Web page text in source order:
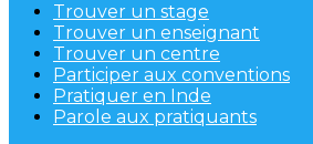
Trouver un stage
Trouver un enseignant
Trouver un centre
Participer aux conventions
Pratiquer en Inde
Parole aux pratiquants